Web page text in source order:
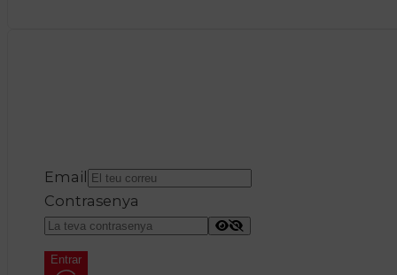
Email
Contrasenya
Entrar